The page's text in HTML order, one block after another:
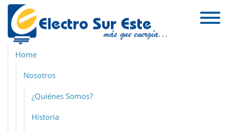
Mapa del sitio
Home
Nosotros
¿Quiénes Somos?
Historia